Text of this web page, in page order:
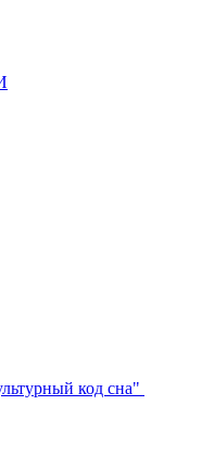
код сна"